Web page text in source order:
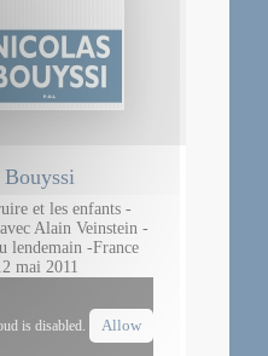
Bouyssi
et les enfants -
Alain Veinstein -
lendemain -France
mai 2011
is disabled. Allow